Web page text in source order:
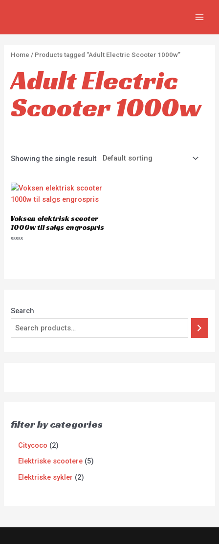
Search
filter by categories
Citycoco 2
r
u
c
t
Elektriske scootere 5
r
u
c
t
Elektriske sykler 2
r
u
c
t
Home / Products tagged “Adult Electric Scooter 1000w”
Adult Electric
Scooter 1000w
Showing the single result
Voksen elektrisk scooter
1000w til salgs engrospris